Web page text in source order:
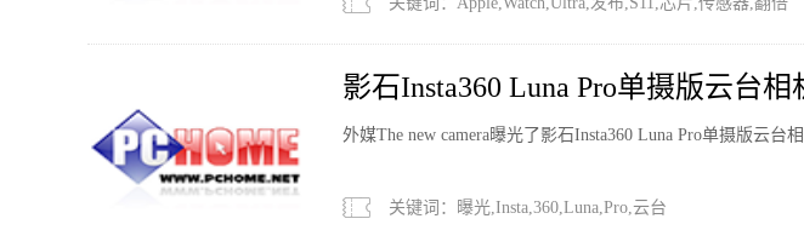
影石Insta360 Luna Pro单摄版云台
外媒The new camera曝光了影石Insta360 Luna Pro单摄版云台
关键词：曝光,Insta,360,Luna,Pro,云台